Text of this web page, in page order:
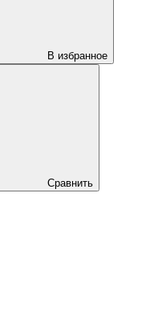
В избранное
Сравнить